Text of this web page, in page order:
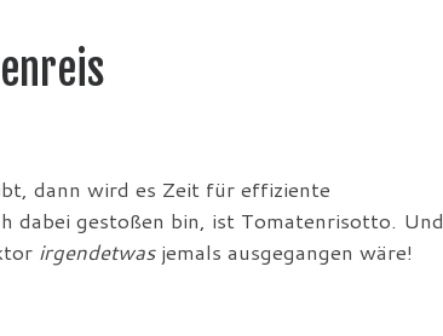
dann wird es Zeit für effiziente
dabei gestoßen bin, ist Tomatenrisotto. Und
irgendetwasjemals ausgegangen wäre!